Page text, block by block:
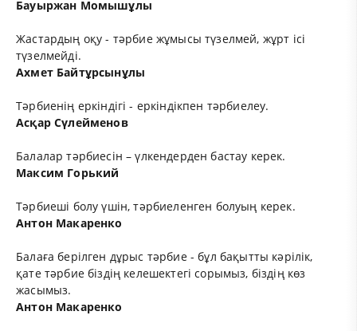
Бауыржан Момышұлы
Жастардың оқу - тәрбие жұмысы түзелмей, жұрт ісі
түзелмейді.
Ахмет Байтұрсынұлы
Тәрбиенің еркіндігі - еркіндікпен тәрбиелеу.
Асқар Сүлейменов
Балалар тәрбиесін – үлкендерден бастау керек.
Максим Горький
Тәрбиеші болу үшін, тәрбиеленген болуың керек.
Антон Макаренко
Балаға берілген дұрыс тәрбие - бұл бақытты кәрілік,
қате тәрбие біздің келешектегі сорымыз, біздің көз
жасымыз.
Антон Макаренко